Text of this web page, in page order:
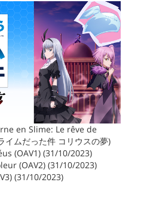
en Slime: Le rêve de
イムだった件 コリウスの夢)
(OAV1) (31/10/2023)
(OAV2) (31/10/2023)
(31/10/2023)